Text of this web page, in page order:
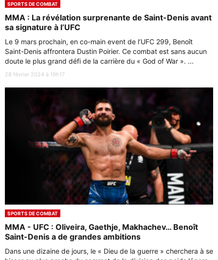
SPORTS DE COMBAT
MMA : La révélation surprenante de Saint-Denis avant
sa signature à l’UFC
Le 9 mars prochain, en co-main event de l’UFC 299, Benoît
Saint-Denis affrontera Dustin Poirier. Ce combat est sans aucun
doute le plus grand défi de la carrière du « God of War ». ...
28 février 2024 à 19h17
SPORTS DE COMBAT
MMA - UFC : Oliveira, Gaethje, Makhachev… Benoît
Saint-Denis a de grandes ambitions
Dans une dizaine de jours, le « Dieu de la guerre » cherchera à se